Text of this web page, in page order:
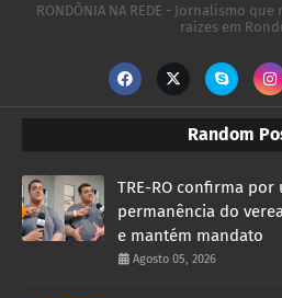
RONDÔNIA NA REDE - Jornalismo
raízes em
Random
TRE-RO confirma
permanência do
e mantém mandato
Agosto 05, 2026